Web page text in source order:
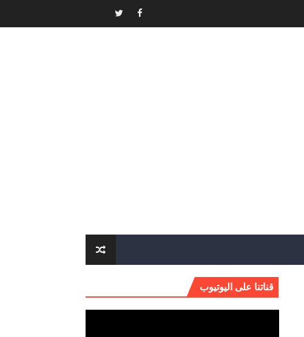
قناتنا على اليوتيوب